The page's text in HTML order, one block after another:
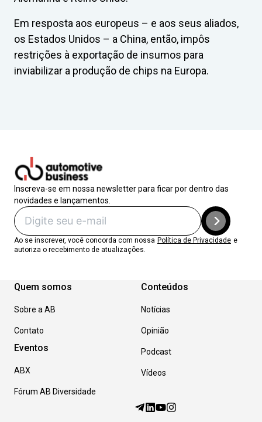
Em resposta aos europeus – e aos seus aliados,
os Estados Unidos – a China, então, impôs
restrições à exportação de insumos para
inviabilizar a produção de chips na Europa.
Inscreva-se em nossa newsletter para ficar por dentro das
novidades e lançamentos.
Ao se inscrever, você concorda com nossa Política de Privacidade e
autoriza o recebimento de atualizações.
Quem somos
Sobre a AB
Contato
Eventos
ABX
Fórum AB Diversidade
Conteúdos
Notícias
Opinião
Podcast
Vídeos